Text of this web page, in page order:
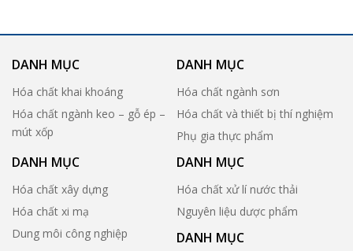
DANH MỤC
Hóa chất khai khoáng
Hóa chất ngành keo – gỗ ép –
mút xốp
DANH MỤC
Hóa chất ngành sơn
Hóa chất và thiết bị thí nghiệm
Phụ gia thực phẩm
DANH MỤC
Hóa chất xây dựng
Hóa chất xi mạ
Dung môi công nghiệp
DANH MỤC
Hóa chất xử lí nước thải
Nguyên liệu dược phẩm
DANH MỤC